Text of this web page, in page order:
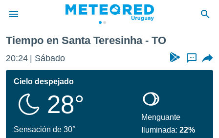
de
ha
calidad.
a este
Tiempo en Santa Teresinha - TO
20:24 Sábado ...
Cielo despejado
28°
Sensación de 30°
Menguante
Iluminada:22%